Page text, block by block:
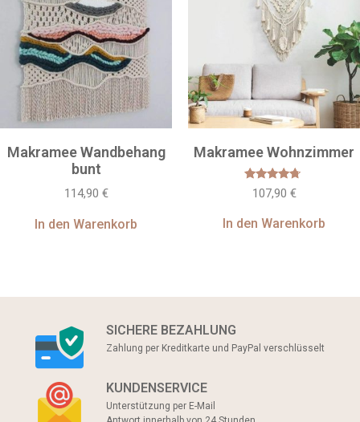
Makramee Wandbehang
bunt
114,90 €
In den Warenkorb
Makramee Wohnzimmer
Bewertet
mit
von 5
107,90 €
In den Warenkorb
SICHERE BEZAHLUNG
Zahlung per Kreditkarte und PayPal verschlüsselt
KUNDENSERVICE
Unterstützung per E-Mail